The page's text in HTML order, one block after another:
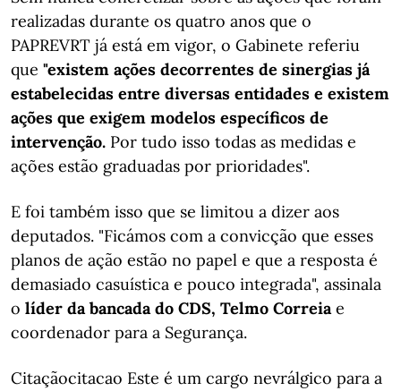
realizadas durante os quatro anos que o
PAPREVRT já está em vigor, o Gabinete referiu
que "existem ações decorrentes de sinergias já
estabelecidas entre diversas entidades e existem
ações que exigem modelos específicos de
intervenção. Por tudo isso todas as medidas e
ações estão graduadas por prioridades".
E foi também isso que se limitou a dizer aos
deputados. "Ficámos com a convicção que esses
planos de ação estão no papel e que a resposta é
demasiado casuística e pouco integrada", assinala
o líder da bancada do CDS, Telmo Correiae
coordenador para a Segurança.
Citaçãocitacao Este é um cargo nevrálgico para a